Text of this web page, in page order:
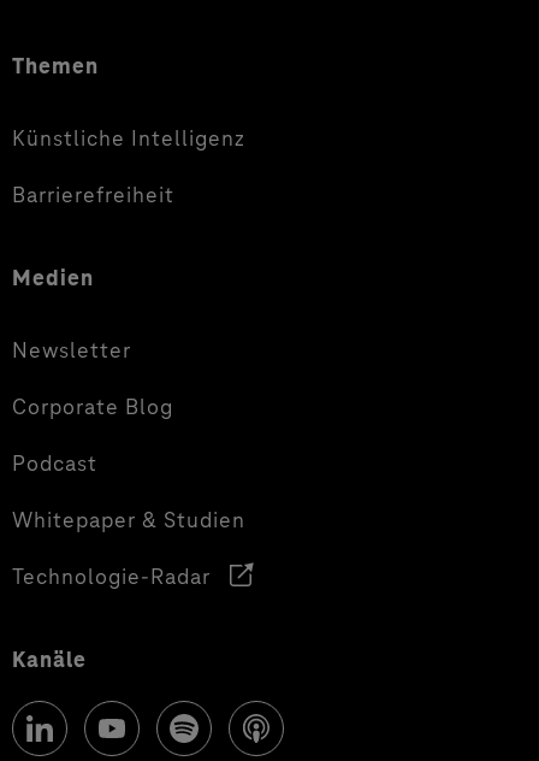
Themen
Künstliche Intelligenz
Barrierefreiheit
Medien
Newsletter
Corporate Blog
Podcast
Whitepaper & Studien
Technologie-Radar
Kanäle